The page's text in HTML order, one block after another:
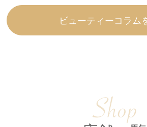
ビューティーコラム